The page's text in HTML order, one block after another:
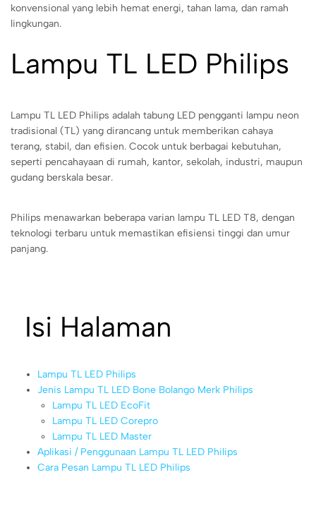
konvensional yang lebih hemat energi, tahan lama, dan ramah
lingkungan.
Lampu TL LED Philips
Lampu TL LED Philips adalah tabung LED pengganti lampu neon
tradisional (TL) yang dirancang untuk memberikan cahaya
terang, stabil, dan efisien. Cocok untuk berbagai kebutuhan,
seperti pencahayaan di rumah, kantor, sekolah, industri, maupun
gudang berskala besar.
Philips menawarkan beberapa varian lampu TL LED T8, dengan
teknologi terbaru untuk memastikan efisiensi tinggi dan umur
panjang.
Isi Halaman
Lampu TL LED Philips
Jenis Lampu TL LED Bone Bolango Merk Philips
Lampu TL LED EcoFit
Lampu TL LED Corepro
Lampu TL LED Master
Aplikasi / Penggunaan Lampu TL LED Philips
Cara Pesan Lampu TL LED Philips